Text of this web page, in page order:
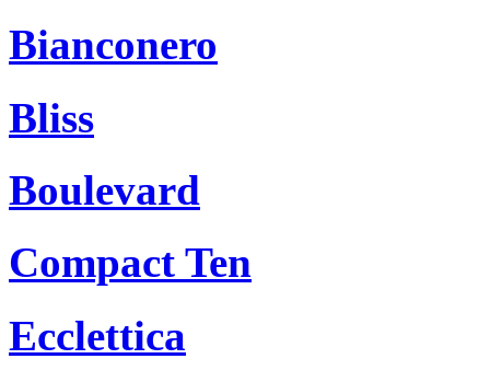
Bianconero
Bliss
Boulevard
Compact Ten
Ecclettica